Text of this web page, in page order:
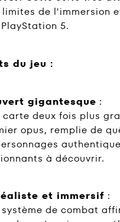
limites de l'immersion
5.
du jeu :
gigantesque :
carte deux fois plus
opus, remplie de
à découvrir.
et immersif :
système de combat